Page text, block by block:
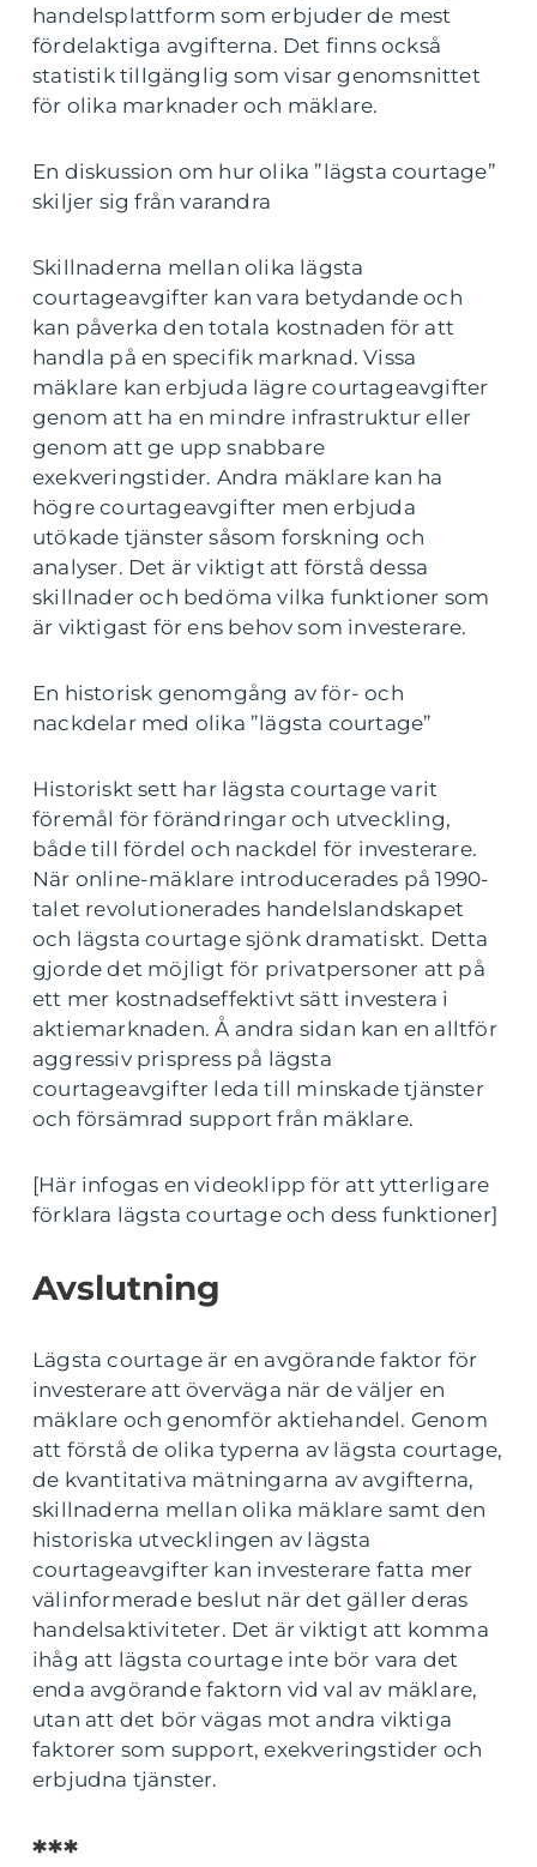
handelsplattform som erbjuder de mest
fördelaktiga avgifterna. Det finns också
statistik tillgänglig som visar genomsnittet
för olika marknader och mäklare.
En diskussion om hur olika ”lägsta courtage”
skiljer sig från varandra
Skillnaderna mellan olika lägsta
courtageavgifter kan vara betydande och
kan påverka den totala kostnaden för att
handla på en specifik marknad. Vissa
mäklare kan erbjuda lägre courtageavgifter
genom att ha en mindre infrastruktur eller
genom att ge upp snabbare
exekveringstider. Andra mäklare kan ha
högre courtageavgifter men erbjuda
utökade tjänster såsom forskning och
analyser. Det är viktigt att förstå dessa
skillnader och bedöma vilka funktioner som
är viktigast för ens behov som investerare.
En historisk genomgång av för- och
nackdelar med olika ”lägsta courtage”
Historiskt sett har lägsta courtage varit
föremål för förändringar och utveckling,
både till fördel och nackdel för investerare.
När online-mäklare introducerades på 1990-
talet revolutionerades handelslandskapet
och lägsta courtage sjönk dramatiskt. Detta
gjorde det möjligt för privatpersoner att på
ett mer kostnadseffektivt sätt investera i
aktiemarknaden. Å andra sidan kan en alltför
aggressiv prispress på lägsta
courtageavgifter leda till minskade tjänster
och försämrad support från mäklare.
[Här infogas en videoklipp för att ytterligare
förklara lägsta courtage och dess funktioner]
Avslutning
Lägsta courtage är en avgörande faktor för
investerare att överväga när de väljer en
mäklare och genomför aktiehandel. Genom
att förstå de olika typerna av lägsta courtage,
de kvantitativa mätningarna av avgifterna,
skillnaderna mellan olika mäklare samt den
historiska utvecklingen av lägsta
courtageavgifter kan investerare fatta mer
välinformerade beslut när det gäller deras
handelsaktiviteter. Det är viktigt att komma
ihåg att lägsta courtage inte bör vara det
enda avgörande faktorn vid val av mäklare,
utan att det bör vägas mot andra viktiga
faktorer som support, exekveringstider och
erbjudna tjänster.
***